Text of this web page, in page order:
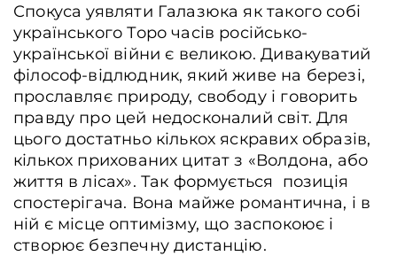
Спокуса уявляти Галазюка як такого собі
українського Торо часів російсько-
української війни є великою. Дивакуватий
філософ-відлюдник, який живе на березі,
прославляє природу, свободу і говорить
правду про цей недосконалий світ. Для
цього достатньо кількох яскравих образів,
кількох прихованих цитат з «Волдона, або
життя в лісах». Так формується позиція
спостерігача. Вона майже романтична, і в
ній є місце оптимізму, що заспокоює і
створює безпечну дистанцію.